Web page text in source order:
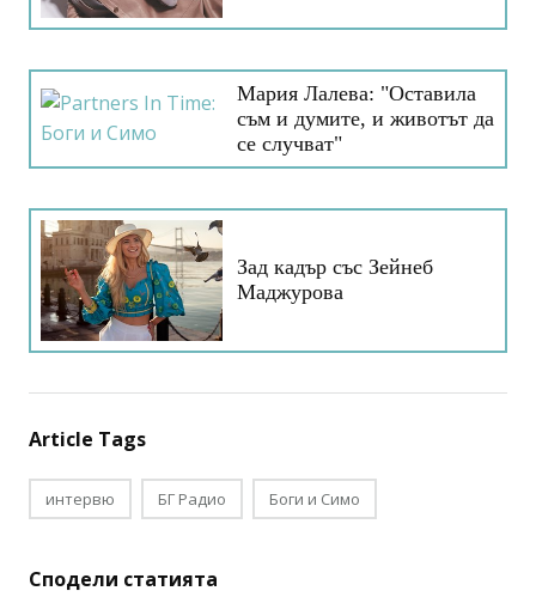
Мария Лалева: "Оставила
съм и думите, и животът да
се случват"
Зад кадър със Зейнеб
Маджурова
Article Tags
интервю БГ Радио Боги и Симо
Сподели статията